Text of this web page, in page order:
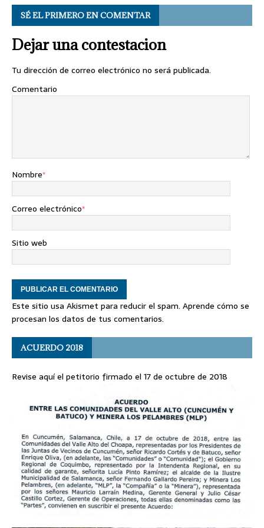
SÉ EL PRIMERO EN COMENTAR
Dejar una contestacion
Tu dirección de correo electrónico no será publicada.
Comentario
Nombre*
Correo electrónico*
Sitio web
Este sitio usa Akismet para reducir el spam. Aprende cómo se
procesan los datos de tus comentarios.
ACUERDO 2018
Revise aquí el petitorio firmado el 17 de octubre de 2018